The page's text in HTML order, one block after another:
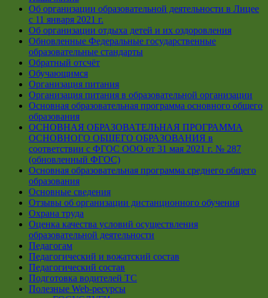
Об организации образовательной деятельности в Лицее
с 11 января 2021 г.
Об организации отдыха детей и их оздоровления
Обновленные Федеральные государственные
образовательные стандарты
Обратный отсчёт
Обучающимся
Организация питания
Организация питания в образовательной организации
Основная образовательная программа основного общего
образования
ОСНОВНАЯ ОБРАЗОВАТЕЛЬНАЯ ПРОГРАММА
ОСНОВНОГО ОБЩЕГО ОБРАЗОВАНИЯ в
соответствии с ФГОС ООО от 31 мая 2021 г. № 287
(обновленный ФГОС)
Основная образовательная программа среднего общего
образования
Основные сведения
Отзывы об организации дистанционного обучения
Охрана труда
Оценка качества условий осуществления
образовательной деятельности
Педагогам
Педагогический и вожатский состав
Педагогический состав
Подготовка водителей ТС
Полезные Web-ресурсы